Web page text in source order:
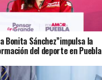
Bonita Sánchez”impulsa la
del deporte en Puebla